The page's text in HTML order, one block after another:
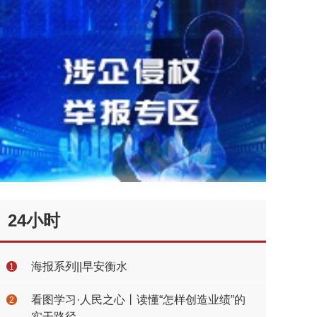
24小时
1 海报系列||早安衡水
2
看图学习·人民之心丨读懂“怎样创造业绩”的